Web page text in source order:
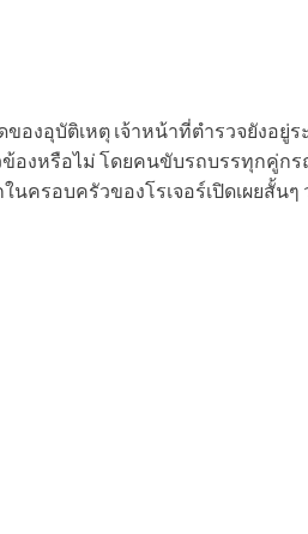
ของอุบัติเหตุ เจ้าหน้าที่ตำรวจยังอ
ข้องหรือไม่ โดยคนขับรถบรรทุกคู่
นครอบครัวของโรเจอร์เปิดเผยสั้น